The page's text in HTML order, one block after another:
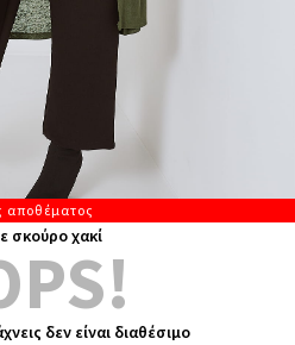
αποθέματος
σκούρο χακί
δεν είναι διαθέσιμο